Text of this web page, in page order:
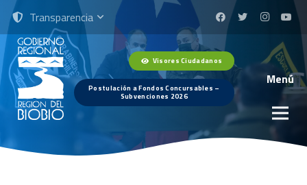
Transparencia
Visores Ciudadanos
Postulación a Fondos Concursables –
Subvenciones 2026
Menú